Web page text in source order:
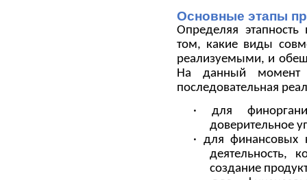
Основные этапы
Определяя
том, какие виды
реализуемыми, и
На данный момент
последовательная
· для
доверительное
· для финансовых
деятельность,
создание